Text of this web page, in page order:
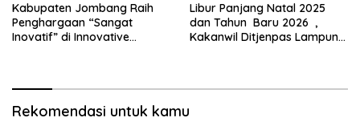
Kabupaten Jombang Raih
Penghargaan “Sangat
Inovatif” di Innovative
Libur Panjang Natal 2025
dan Tahun Baru 2026 ,
Kakanwil Ditjenpas Lampung:
Rekomendasi untuk kamu